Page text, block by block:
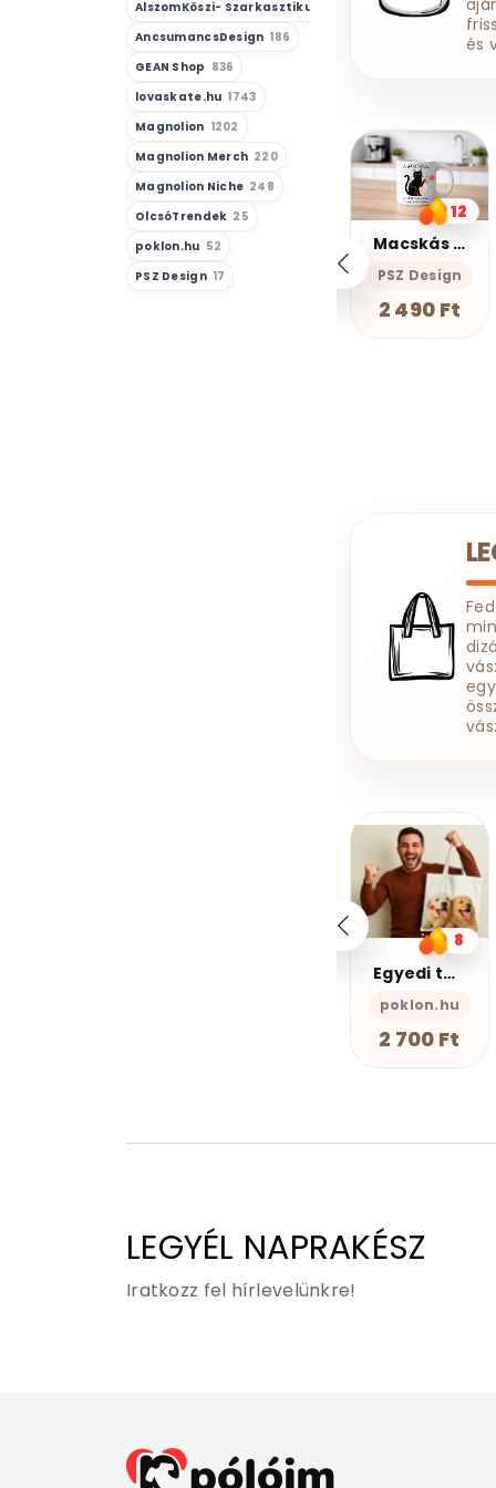
AlszomKöszi- Szarkasztikus-Vicces-Önazonos 23
AncsumancsDesign 186
GEAN Shop 836
lovaskate.hu 1743
Magnolion 1202
Magnolion Merch 220
Magnolion Niche 248
OlcsóTrendek 25
poklon.hu 52
PSZ Design 17
és
PSZ Design
poklon.hu
20%
kedvezmény
Kupomkód:
Nap20
6
Kávé 3-pamut zsebes juta midi bevásárlótáska
GEAN Shop
2 490 Ft
LEGYÉL NAPRAKÉSZ
Iratkozz fel hírlevelünkre!